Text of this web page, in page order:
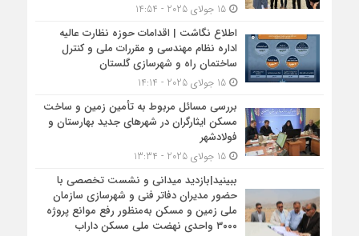
15 جولای 2025 - 14:54
اطلاع نگاشت | اقدامات حوزه نظارت عالیه
اداره نظام مهندسی و مقررات ملی و کنترل
ساختمان راه و شهرسازی گلستان
15 جولای 2025 - 14:14
بررسی مسائل مربوط به تأمین زمین و ساخت
مسکن ایثارگران در شهرهای جدید بهارستان و
فولادشهر
15 جولای 2025 - 13:34
ببینید|بازدید میدانی و نشست تخصصی با
حضور مدیران دفاتر فنی و شهرسازی سازمان
ملی زمین و مسکن به‌منظور رفع موانع پروژه
۳۰۰۰ واحدی نهضت ملی مسکن داراب